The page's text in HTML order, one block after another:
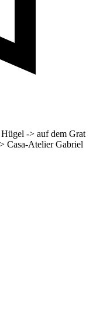
-> auf dem Grat
Casa-Atelier Gabriel